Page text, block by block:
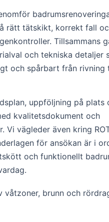
rätt tätskikt, korrekt fall
Tillsammans
och tekniska detaljer
och spårbart från rivning
uppföljning på plats
kvalitetsdokument och
Vi vägleder även kring
för ansökan är i
och funktionellt
våtzoner, brunn och